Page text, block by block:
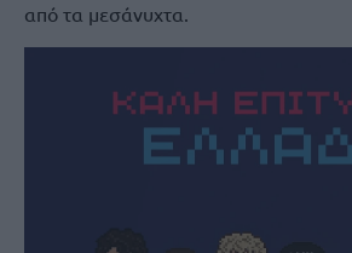
από τα μεσάνυχτα.